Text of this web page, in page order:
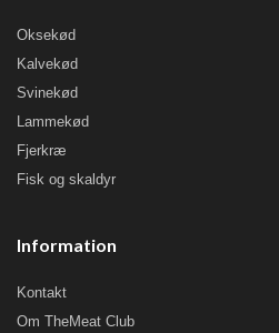
Oksekød
Kalvekød
Svinekød
Lammekød
Fjerkræ
Fisk og skaldyr
Information
Kontakt
Om TheMeat Club